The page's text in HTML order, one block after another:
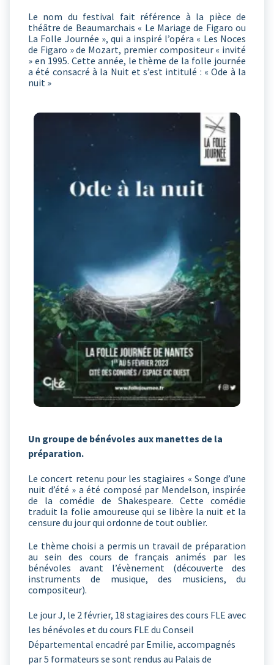
Le nom du festival fait référence à la pièce de
théâtre de Beaumarchais « Le Mariage de Figaro ou
La Folle Journée », qui a inspiré l’opéra « Les Noces
de Figaro » de Mozart, premier compositeur « invité
» en 1995. Cette année, le thème de la folle journée
a été consacré à la Nuit et s’est intitulé : « Ode à la
nuit »
Un groupe de bénévoles aux manettes de la
préparation.
Le concert retenu pour les stagiaires « Songe d’une
nuit d’été » a été composé par Mendelson, inspirée
de la comédie de Shakespeare. Cette comédie
traduit la folie amoureuse qui se libère la nuit et la
censure du jour qui ordonne de tout oublier.
Le thème choisi a permis un travail de préparation
au sein des cours de français animés par les
bénévoles avant l’évènement (découverte des
instruments de musique, des musiciens, du
compositeur).
Le jour J, le 2 février, 18 stagiaires des cours FLE avec
les bénévoles et du cours FLE du Conseil
Départemental encadré par Emilie, accompagnés
par 5 formateurs se sont rendus au Palais de